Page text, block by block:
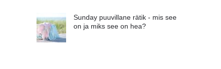
Sunday puuvillane rätik - mis see
on ja miks see on hea?